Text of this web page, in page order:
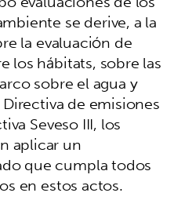
se derive, a la
la evaluación de
los hábitats, sobre las
sobre el agua y
de emisiones
Seveso III, los
aplicar un
que cumpla todos
en estos actos.